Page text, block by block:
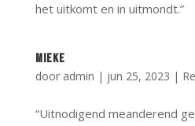
het uitkomt en in uitmondt.”
Mieke
door admin | jun 25, 2023 |
“Uitnodigend meanderend